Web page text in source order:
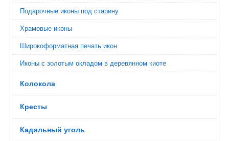
Подарочные иконы под старину
Храмовые иконы
Широкоформатная печать икон
Иконы с золотым окладом в деревянном киоте
Колокола
Кресты
Кадильный уголь